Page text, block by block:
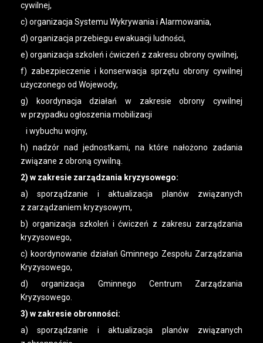
cywilnej,
c) organizacja Systemu Wykrywania i Alarmowania,
d) organizacja przebiegu ewakuacji ludności,
e) organizacja szkoleń i ćwiczeń z zakresu obrony cywilnej,
f) zabezpieczenie i konserwacja sprzętu obrony cywilnej
użyczonego od Wojewody,
g) koordynacja działań w zakresie obrony cywilnej
w przypadku ogłoszenia mobilizacji
i wybuchu wojny,
h) nadzór nad jednostkami, na które nałożono zadania
związane z obroną cywilną.
2) w zakresie zarządzania kryzysowego:
a) sporządzanie i aktualizacja planów związanych
z zarządzaniem kryzysowym,
b) organizacja szkoleń i ćwiczeń z zakresu zarządzania
kryzysowego,
c) koordynowanie działań Gminnego Zespołu Zarządzania
Kryzysowego,
d) organizacja Gminnego Centrum Zarządzania
Kryzysowego.
3) w zakresie obronności:
a) sporządzanie i aktualizacja planów związanych